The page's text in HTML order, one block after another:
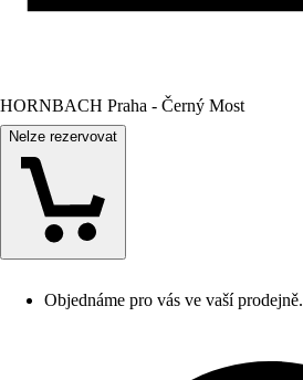
HORNBACH Praha - Černý Most
Nelze rezervovat
Objednáme pro vás ve vaší prodejně.